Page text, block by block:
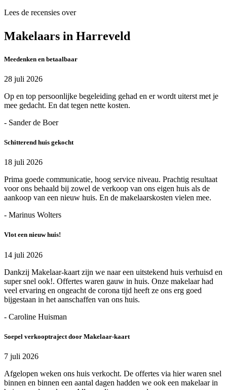
Lees de recensies over
Makelaars in Harreveld
Meedenken en betaalbaar
28 juli 2026
Op en top persoonlijke begeleiding gehad en er wordt uiterst met je
mee gedacht. En dat tegen nette kosten.
- Sander de Boer
Schitterend huis gekocht
18 juli 2026
Prima goede communicatie, hoog service niveau. Prachtig resultaat
voor ons behaald bij zowel de verkoop van ons eigen huis als de
aankoop van een nieuw huis. En de makelaarskosten vielen mee.
- Marinus Wolters
Vlot een nieuw huis!
14 juli 2026
Dankzij Makelaar-kaart zijn we naar een uitstekend huis verhuisd en
super snel ook!. Offertes waren gauw in huis. Onze makelaar had
veel ervaring en ongeacht de corona tijd heeft ze ons erg goed
bijgestaan in het aanschaffen van ons huis.
- Caroline Huisman
Soepel verkooptraject door Makelaar-kaart
7 juli 2026
Afgelopen weken ons huis verkocht. De offertes via hier waren snel
binnen en binnen een aantal dagen hadden we ook een makelaar in